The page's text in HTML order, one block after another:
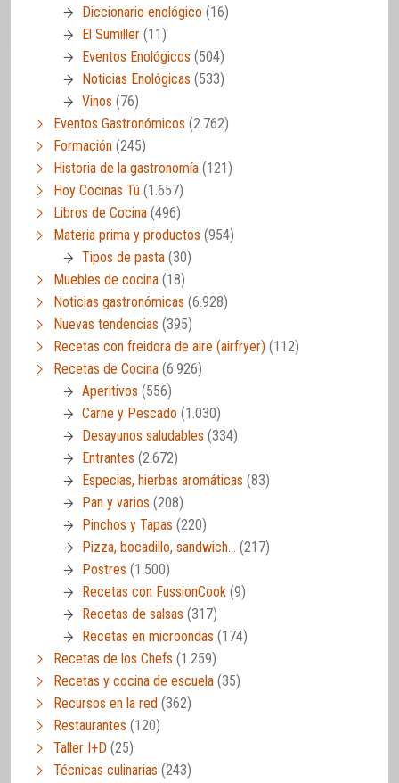
Diccionario enológico (16)
El Sumiller (11)
Eventos Enológicos (504)
Noticias Enológicas (533)
Vinos (76)
Eventos Gastronómicos (2.762)
Formación (245)
Historia de la gastronomía (121)
Hoy Cocinas Tú (1.657)
Libros de Cocina (496)
Materia prima y productos (954)
Tipos de pasta (30)
Muebles de cocina (18)
Noticias gastronómicas (6.928)
Nuevas tendencias (395)
Recetas con freidora de aire (airfryer) (112)
Recetas de Cocina (6.926)
Aperitivos (556)
Carne y Pescado (1.030)
Desayunos saludables (334)
Entrantes (2.672)
Especias, hierbas aromáticas (83)
Pan y varios (208)
Pinchos y Tapas (220)
Pizza, bocadillo, sandwich… (217)
Postres (1.500)
Recetas con FussionCook (9)
Recetas de salsas (317)
Recetas en microondas (174)
Recetas de los Chefs (1.259)
Recetas y cocina de escuela (35)
Recursos en la red (362)
Restaurantes (120)
Taller I+D (25)
Técnicas culinarias (243)